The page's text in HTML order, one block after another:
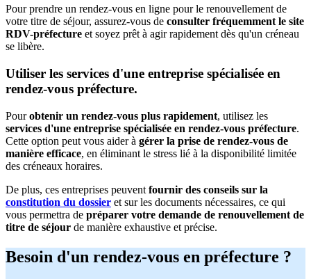
Pour prendre un rendez-vous en ligne pour le renouvellement de
votre titre de séjour, assurez-vous de consulter fréquemment le site
RDV-préfecture et soyez prêt à agir rapidement dès qu'un créneau
se libère.
Utiliser les services d'une entreprise spécialisée en
rendez-vous préfecture.
Pourobtenir un rendez-vous plus rapidement, utilisez les
services d'une entreprise spécialisée en rendez-vous préfecture.
Cette option peut vous aider à gérer la prise de rendez-vous de
manière efficace, en éliminant le stress lié à la disponibilité limitée
des créneaux horaires.
De plus, ces entreprises peuvent fournir des conseils sur la
constitution du dossier et sur les documents nécessaires, ce qui
vous permettra de préparer votre demande de renouvellement de
titre de séjour de manière exhaustive et précise.
Besoin d'un rendez-vous en préfecture ?